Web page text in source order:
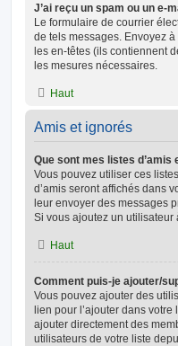
J’ai reçu un spam ou un e-
Le formulaire de courrier
de tels messages. Envoyez
les en-têtes (ils contiennent
les mesures nécessaires.
Haut
Amis et ignorés
Que sont mes listes d’amis
Vous pouvez utiliser ces
d’amis seront affichés dans
leur envoyer des messages
Si vous ajoutez un utilisateur
Haut
Comment puis-je ajouter/
Vous pouvez ajouter des
lien pour l’ajouter dans votre
ajouter directement des
utilisateurs de votre liste